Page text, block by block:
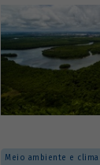
Meio ambiente e clima